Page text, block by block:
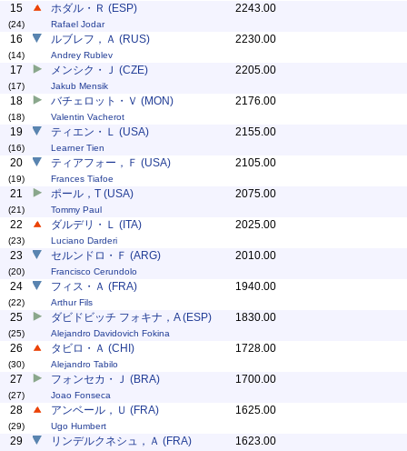
15
(24)
ホダル・Ｒ (ESP)
Rafael Jodar
2243.00
16
(14)
ルブレフ，Ａ (RUS)
Andrey Rublev
2230.00
17
(17)
メンシク・Ｊ (CZE)
Jakub Mensik
2205.00
18
(18)
バチェロット・Ｖ (MON)
Valentin Vacherot
2176.00
19
(16)
ティエン・Ｌ (USA)
Learner Tien
2155.00
20
(19)
ティアフォー，Ｆ (USA)
Frances Tiafoe
2105.00
21
(21)
ポール，T (USA)
Tommy Paul
2075.00
22
(23)
ダルデリ・Ｌ (ITA)
Luciano Darderi
2025.00
23
(20)
セルンドロ・Ｆ (ARG)
Francisco Cerundolo
2010.00
24
(22)
フィス・Ａ (FRA)
Arthur Fils
1940.00
25
(25)
ダビドビッチ フォキナ，A (ESP)
Alejandro Davidovich Fokina
1830.00
26
(30)
タビロ・Ａ (CHI)
Alejandro Tabilo
1728.00
27
(27)
フォンセカ・Ｊ (BRA)
Joao Fonseca
1700.00
28
(29)
アンベール，Ｕ (FRA)
Ugo Humbert
1625.00
29 リンデルクネシュ，Ａ (FRA) 1623.00